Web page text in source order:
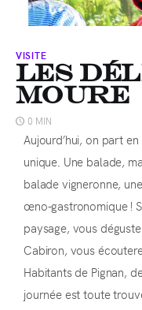
Nous
VISITE
Les
Moure
0 MIN
Aujourd’hui, on part
unique. Une balade,
balade vigneronne,
œno-gastronomique !
paysage, vous
Cabiron, vous
Habitants de Pignan,
journée est toute